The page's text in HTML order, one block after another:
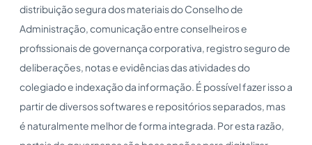
distribuição segura dos materiais do Conselho de
Administração, comunicação entre conselheiros e
profissionais de governança corporativa, registro seguro de
deliberações, notas e evidências das atividades do
colegiado e indexação da informação. É possível fazer isso a
partir de diversos softwares e repositórios separados, mas
é naturalmente melhor de forma integrada. Por esta razão,